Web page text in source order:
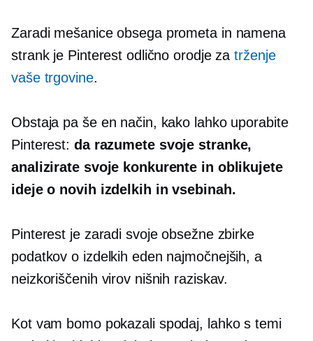
Zaradi mešanice obsega prometa in namena
strank je Pinterest odlično orodje zatrženje
vaše trgovine.
Obstaja pa še en način, kako lahko uporabite
Pinterest: da razumete svoje stranke,
analizirate svoje konkurente in oblikujete
ideje o novih izdelkih in vsebinah.
Pinterest je zaradi svoje obsežne zbirke
podatkov o izdelkih eden najmočnejših, a
neizkoriščenih virov nišnih raziskav.
Kot vam bomo pokazali spodaj, lahko s temi